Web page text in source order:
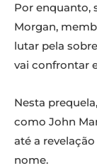
Por enquanto,
Morgan,
lutar pela
vai confrontar
Nesta
como John
até a
nome.